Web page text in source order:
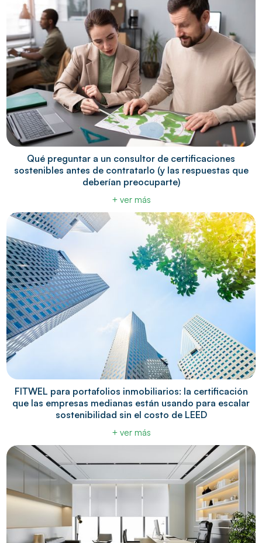
Qué preguntar a un consultor de certificaciones
sostenibles antes de contratarlo (y las respuestas que
deberían preocuparte)
+ ver más
FITWEL para portafolios inmobiliarios: la certificación
que las empresas medianas están usando para escalar
sostenibilidad sin el costo de LEED
+ ver más